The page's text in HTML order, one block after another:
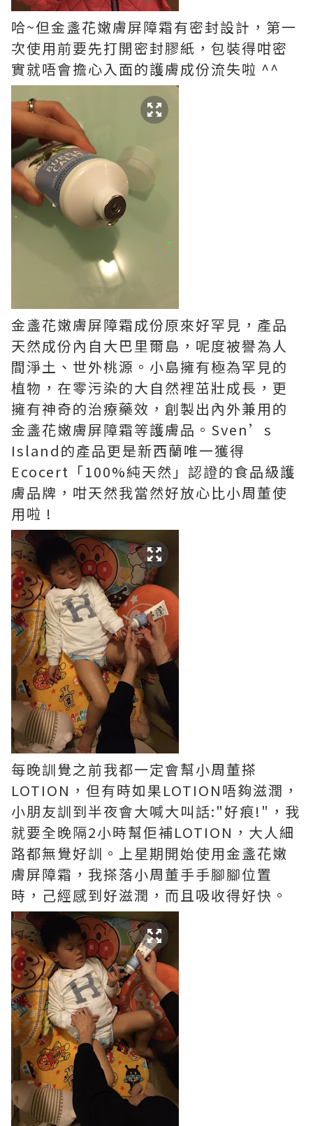
哈~但金盞花嫩膚屏障霜有密封設計，第一
次使用前要先打開密封膠紙，包裝得咁密
實就唔會擔心入面的護膚成份流失啦 ^^
金盞花嫩膚屏障霜成份原來好罕見，產品
天然成份內自大巴里爾島，呢度被譽為人
間淨土、世外桃源。小島擁有極為罕見的
植物，在零污染的大自然裡茁壯成長，更
擁有神奇的治療藥效，創製出內外兼用的
金盞花嫩膚屏障霜等護膚品。Sven’s
Island的產品更是新西蘭唯一獲得
Ecocert「100%純天然」認證的食品級護
膚品牌，咁天然我當然好放心比小周董使
用啦 !
每晚訓覺之前我都一定會幫小周董搽
LOTION，但有時如果LOTION唔夠滋潤，
小朋友訓到半夜會大喊大叫話:"好痕!"，我
就要全晚隔2小時幫佢補LOTION，大人細
路都無覺好訓。上星期開始使用金盞花嫩
膚屏障霜，我搽落小周董手手腳腳位置
時，己經感到好滋潤，而且吸收得好快。